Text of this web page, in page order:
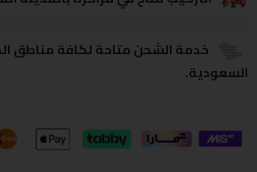
خدمة الشحن متاحة لكافة مناطق
السعودية.